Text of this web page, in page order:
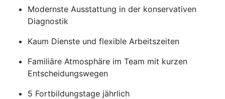
Modernste Ausstattung in der konservativen
Diagnostik
Kaum Dienste und flexible Arbeitszeiten
Familiäre Atmosphäre im Team mit kurzen
Entscheidungswegen
5 Fortbildungstage jährlich